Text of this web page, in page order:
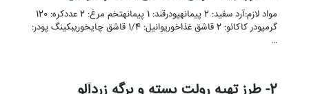
مواد لازم:آرد سفید: 2 پیمانهپودرقند: 1 پیمانهتخم مرغ: 2 عددکره: 120
گرمپودر کاکائو: 2 قاشق غذاخوریوانیل: 1/4 قاشق چایخوریبکینگ پودر:
…